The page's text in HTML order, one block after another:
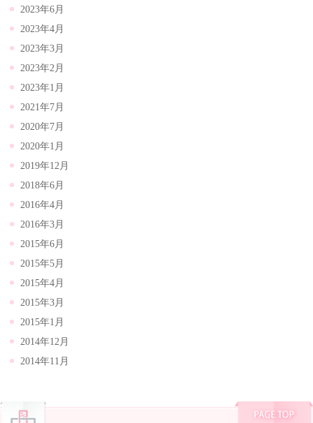
2023年6月
2023年4月
2023年3月
2023年2月
2023年1月
2021年7月
2020年7月
2020年1月
2019年12月
2018年6月
2016年4月
2016年3月
2015年6月
2015年5月
2015年4月
2015年3月
2015年1月
2014年12月
2014年11月